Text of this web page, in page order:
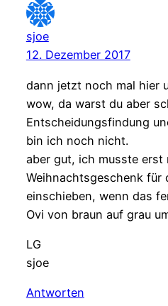
sjoe
12. Dezember 2017
dann jetzt noch mal hier
wow, da warst du aber
Entscheidungsfindung
bin ich noch nicht.
aber gut, ich musste erst
Weihnachtsgeschenk für
einschieben, wenn das
Ovi von braun auf grau
LG
sjoe
Antworten